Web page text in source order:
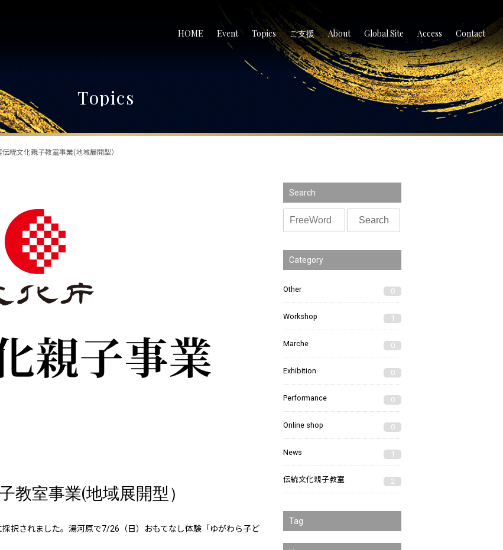
HOME Event Topics ご支援 About Global Site Access Contact
Topics
統文化親子教室事業(地域展開型）
教室事業(地域展開型）
択されました。湯河原で7/26（日）おもてなし体験「ゆがわら子ど
Search
Category
Other 0
Workshop 1
Marche 0
Exhibition 0
Performance 0
Online shop 0
News 1
伝統文化親子教室 2
Tag